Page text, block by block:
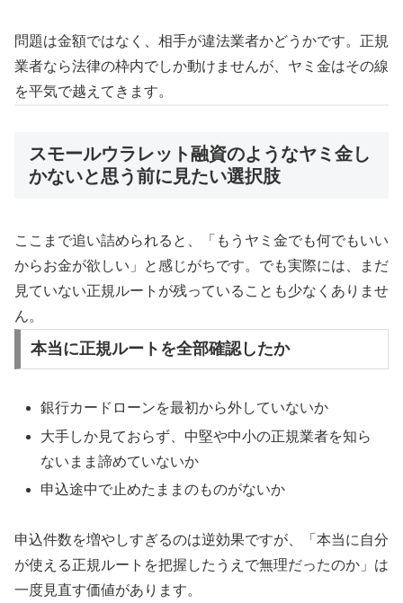
問題は金額ではなく、相手が違法業者かどうかです。正規
業者なら法律の枠内でしか動けませんが、ヤミ金はその線
を平気で越えてきます。
スモールウラレット融資のようなヤミ金し
かないと思う前に見たい選択肢
ここまで追い詰められると、「もうヤミ金でも何でもいい
からお金が欲しい」と感じがちです。でも実際には、まだ
見ていない正規ルートが残っていることも少なくありませ
ん。
本当に正規ルートを全部確認したか
銀行カードローンを最初から外していないか
大手しか見ておらず、中堅や中小の正規業者を知ら
ないまま諦めていないか
申込途中で止めたままのものがないか
申込件数を増やしすぎるのは逆効果ですが、「本当に自分
が使える正規ルートを把握したうえで無理だったのか」は
一度見直す価値があります。